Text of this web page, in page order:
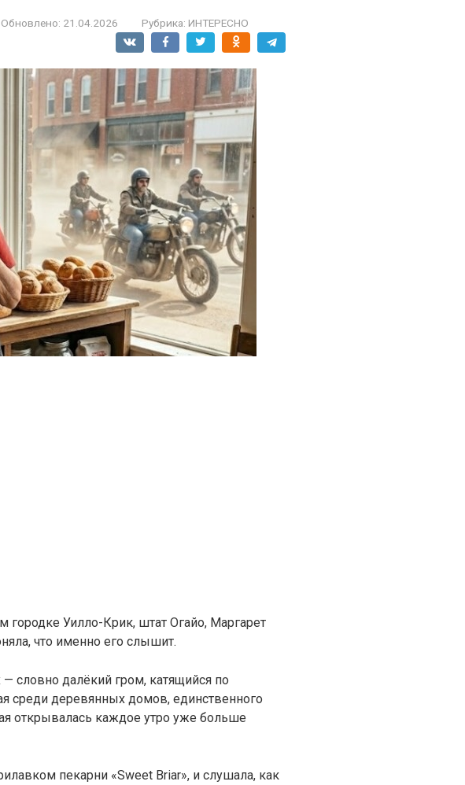
Обновлено: 21.04.2026 Рубрика: ИНТЕРЕСНО
городке Уилло-Крик, штат Огайо, Маргарет
что именно его слышит.
словно далёкий гром, катящийся по
среди деревянных домов, единственного
открывалась каждое утро уже больше
пекарни «Sweet Briar», и слушала, как